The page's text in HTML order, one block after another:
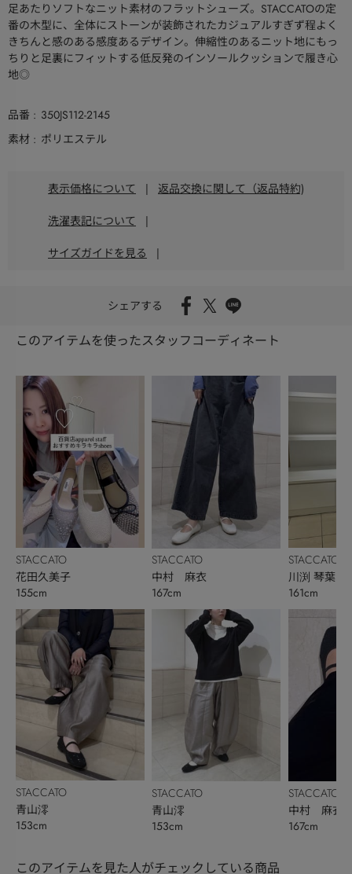
足あたりソフトなニット素材のフラットシューズ。STACCATOの定
番の木型に、全体にストーンが装飾されたカジュアルすぎず程よく
きちんと感のある感度あるデザイン。伸縮性のあるニット地にもっ
ちりと足裏にフィットする低反発のインソールクッションで履き心
地◎
品番
350JS112-2145
素材
ポリエステル
表示価格について | 返品交換に関して（返品特約)
洗濯表記について |
サイズガイドを見る |
シェアする
このアイテムを使ったスタッフコーディネート
STACCATO
花田久美子
155cm
STACCATO
青山澪
153cm
STACCATO
中村 麻衣
167cm
STACCATO
青山澪
153cm
STACCATO
川渕 琴葉
161cm
STACCATO
中村 麻衣
167cm
このアイテムを見た人がチェックしている商品